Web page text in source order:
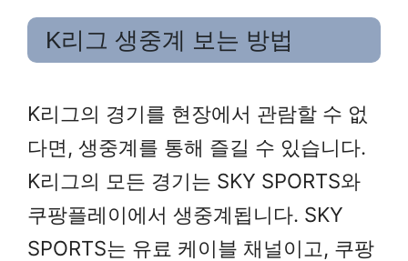
K리그 생중계 보는 방법
K리그의 경기를 현장에서 관람할 수 없
다면, 생중계를 통해 즐길 수 있습니다.
K리그의 모든 경기는 SKY SPORTS와
쿠팡플레이에서 생중계됩니다. SKY
SPORTS는 유료 케이블 채널이고, 쿠팡